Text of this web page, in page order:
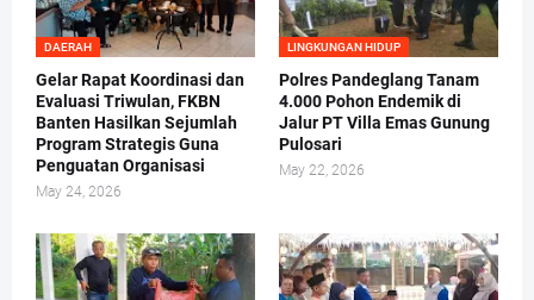
DAERAH
Gelar Rapat Koordinasi dan
Evaluasi Triwulan, FKBN
Banten Hasilkan Sejumlah
Program Strategis Guna
Penguatan Organisasi
May 24, 2026
LINGKUNGAN HIDUP
Polres Pandeglang Tanam
4.000 Pohon Endemik di
Jalur PT Villa Emas Gunung
Pulosari
May 22, 2026